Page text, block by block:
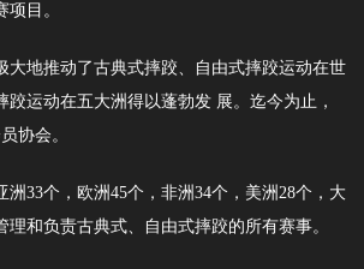
目。
地推动了古典式摔跤、自由式摔跤运动在世
跤运动在五大洲得以蓬勃发 展。迄今为止，
协会。
33个，欧洲45个，非洲34个，美洲28个，大
理和负责古典式、自由式摔跤的所有赛事。